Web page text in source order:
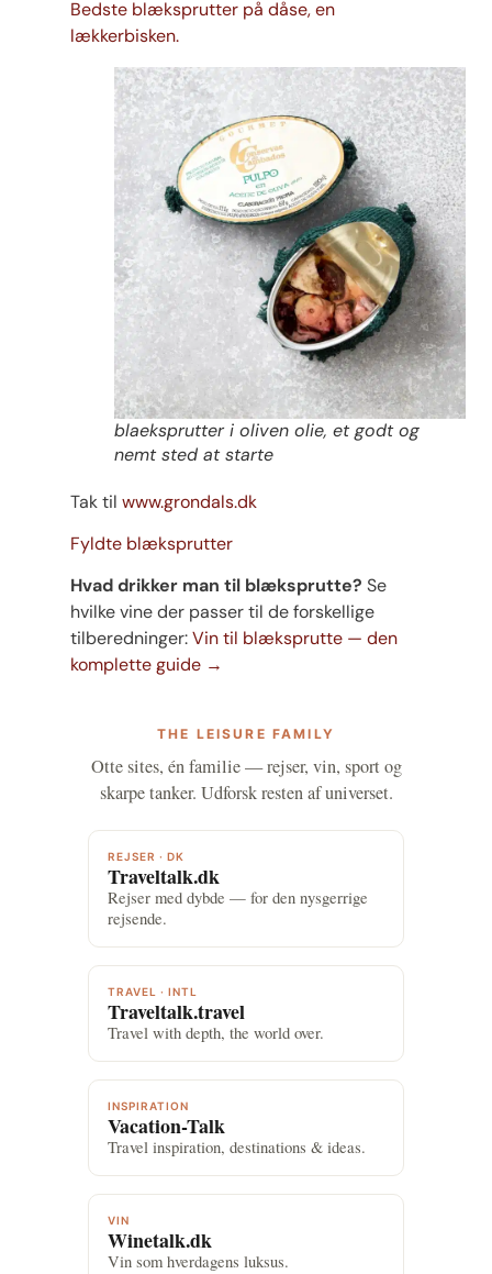
Bedste blæksprutter på dåse, en
lækkerbisken.
blaeksprutter i oliven olie, et godt og
nemt sted at starte
Tak til www.grondals.dk
Fyldte blæksprutter
Hvad drikker man til blæksprutte? Se
hvilke vine der passer til de forskellige
tilberedninger:Vin til blæksprutte — den
komplette guide →
THE LEISURE FAMILY
Otte sites, én familie — rejser, vin, sport og
skarpe tanker. Udforsk resten af universet.
REJSER · DK
Traveltalk.dk
Rejser med dybde — for den nysgerrige
rejsende.
TRAVEL · INTL
Traveltalk.travel
Travel with depth, the world over.
INSPIRATION
Vacation-Talk
Travel inspiration, destinations & ideas.
VIN
Winetalk.dk
Vin som hverdagens luksus.